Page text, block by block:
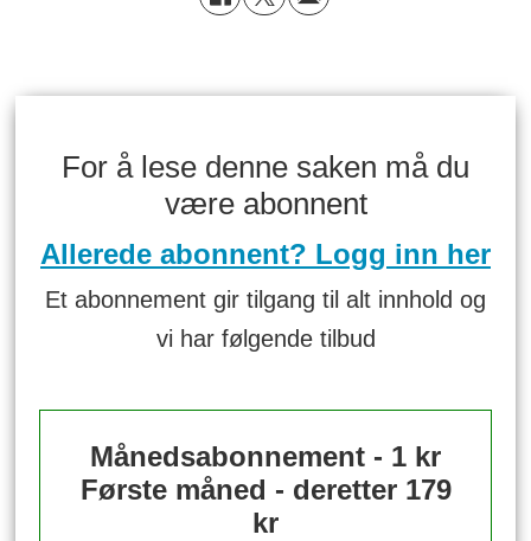
For å lese denne saken må du
være abonnent
Allerede abonnent? Logg inn her
Et abonnement gir tilgang til alt innhold og
vi har følgende tilbud
Månedsabonnement - 1 kr
Første måned - deretter 179
kr